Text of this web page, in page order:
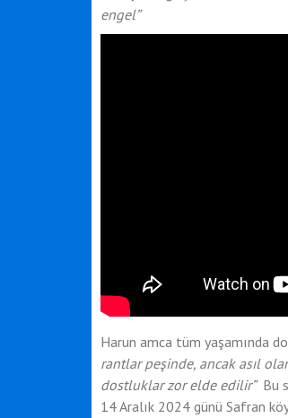
engel”
Harun amca tüm yaşamında
rantlar peşinde, ancak asıl
dostluklar zor elde edilir”Bu
14 Aralık 2024 günü Safran